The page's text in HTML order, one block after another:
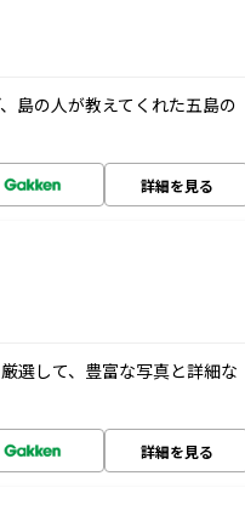
島の人が教えてくれた五島の
詳細を見る
選して、豊富な写真と詳細な
詳細を見る